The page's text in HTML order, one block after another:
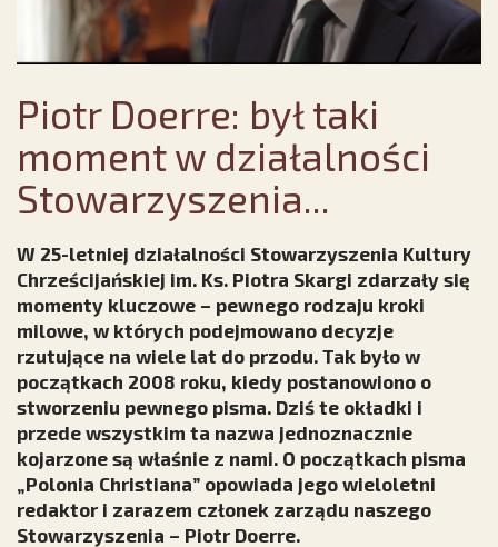
Piotr Doerre: był taki
moment w działalności
Stowarzyszenia...
W 25-letniej działalności Stowarzyszenia Kultury
Chrześcijańskiej im. Ks. Piotra Skargi zdarzały się
momenty kluczowe – pewnego rodzaju kroki
milowe, w których podejmowano decyzje
rzutujące na wiele lat do przodu. Tak było w
początkach 2008 roku, kiedy postanowiono o
stworzeniu pewnego pisma. Dziś te okładki i
przede wszystkim ta nazwa jednoznacznie
kojarzone są właśnie z nami. O początkach pisma
„Polonia Christiana” opowiada jego wieloletni
redaktor i zarazem członek zarządu naszego
Stowarzyszenia – Piotr Doerre.